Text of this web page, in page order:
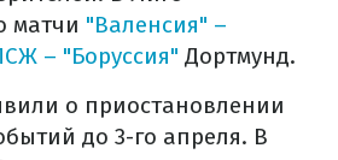
матчи "Валенсия" –
– "Боруссия" Дортмунд.
о приостановлении
до 3-го апреля. В